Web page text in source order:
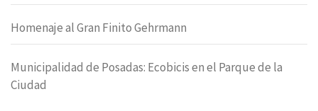
Homenaje al Gran Finito Gehrmann
Municipalidad de Posadas: Ecobicis en el Parque de la
Ciudad